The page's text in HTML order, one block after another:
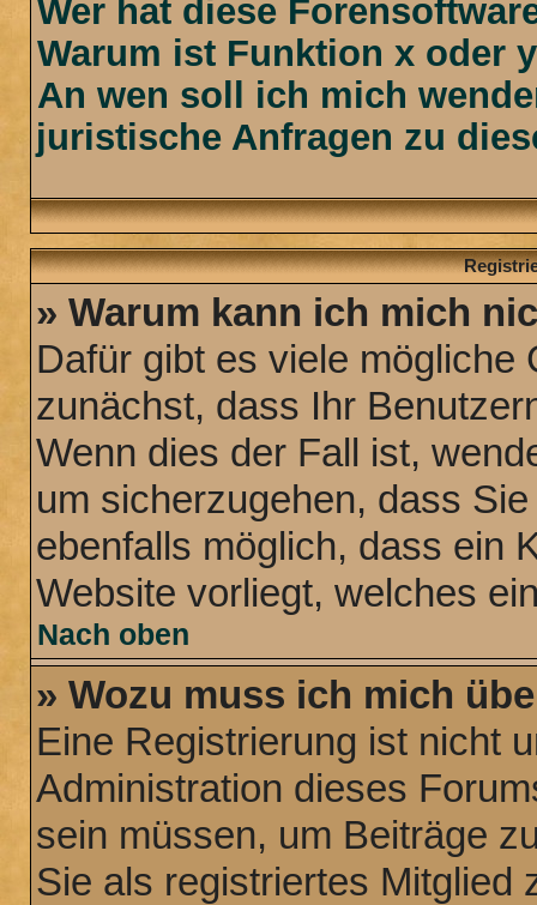
Wer hat diese
Warum ist Funktion x oder
An wen soll ich mich
juristische Anfragen zu
» Warum kann ich mich
Dafür gibt es viele mögliche
zunächst, dass Ihr
Wenn dies der Fall ist,
um sicherzugehen, dass
ebenfalls möglich, dass ein
Website vorliegt, welches
Nach oben
» Wozu muss ich mich
Eine Registrierung ist nicht
Administration dieses
sein müssen, um Beiträge
Sie als registriertes Mitglied